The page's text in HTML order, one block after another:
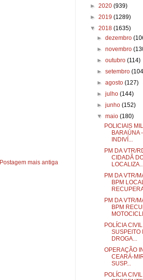
Postagem mais antiga
► 2020 (939)
► 2019 (1289)
▼ 2018 (1635)
►dezembro
►novembro
►outubro(114)
►setembro
►agosto(127)
►julho(144)
►junho(152)
▼maio(180)
POLICIAIS
BARAÚNA
INDIVÍ...
PM DA VTR/
CIDADÃ
PM DA VTR/
BPM
PM DA VTR/
BPM
POLÍCIA
SUSPEITO
DROGA...
OPERAÇÃO
CEARÁ-
SUSP...
POLÍCIA